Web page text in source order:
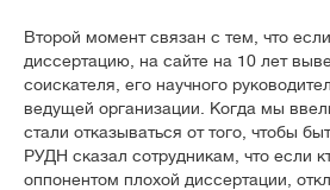
Второй момент связан с тем, что
диссертацию, на сайте на 10 лет
соискателя, его научного
ведущей организации. Когда мы
стали отказываться от того, чтобы
РУДН сказал сотрудникам, что если
оппонентом плохой диссертации,